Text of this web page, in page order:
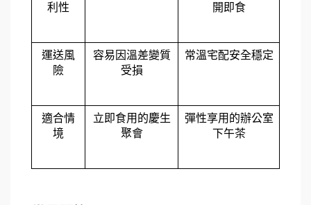
利性
開即食
運送風
險
容易因溫差變質
受損
常溫宅配安全穩定
適合情
境
立即食用的慶生
聚會
彈性享用的辦公室
下午茶